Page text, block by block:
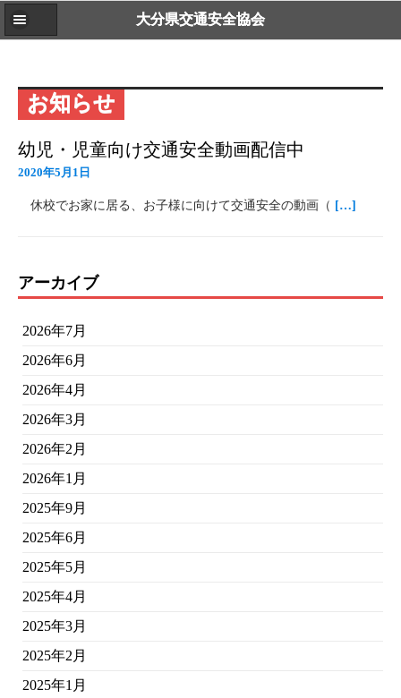
大分県交通安全協会
お知らせ
幼児・児童向け交通安全動画配信中
2020年5月1日
休校でお家に居る、お子様に向けて交通安全の動画（ […]
アーカイブ
2026年7月
2026年6月
2026年4月
2026年3月
2026年2月
2026年1月
2025年9月
2025年6月
2025年5月
2025年4月
2025年3月
2025年2月
2025年1月